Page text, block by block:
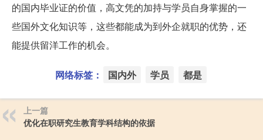
的国内毕业证的价值，高文凭的加持与学员自身掌握的一
些国外文化知识等，这些都能成为到外企就职的优势，还
能提供留洋工作的机会。
网络标签： 国内外 学员 都是
上一篇
优化在职研究生教育学科结构的依据